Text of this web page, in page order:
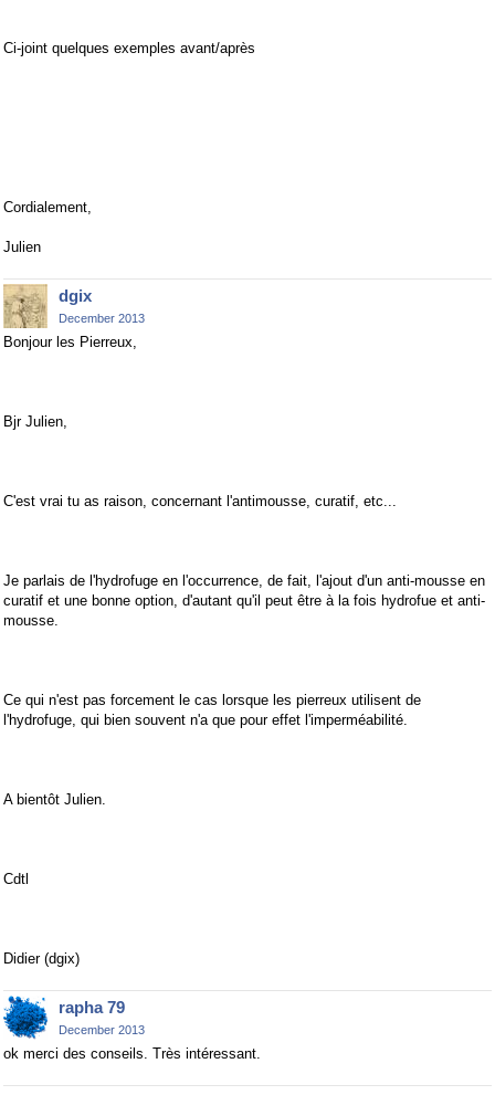
Ci-joint quelques exemples avant/après
Cordialement,
Julien
dgix
December 2013
Bonjour les Pierreux,
Bjr Julien,
C'est vrai tu as raison, concernant l'antimousse, curatif, etc...
Je parlais de l'hydrofuge en l'occurrence, de fait, l'ajout d'un anti-mousse en
curatif et une bonne option, d'autant qu'il peut être à la fois hydrofue et anti-
mousse.
Ce qui n'est pas forcement le cas lorsque les pierreux utilisent de
l'hydrofuge, qui bien souvent n'a que pour effet l'imperméabilité.
A bientôt Julien.
Cdtl
Didier (dgix)
rapha 79
December 2013
ok merci des conseils. Très intéressant.